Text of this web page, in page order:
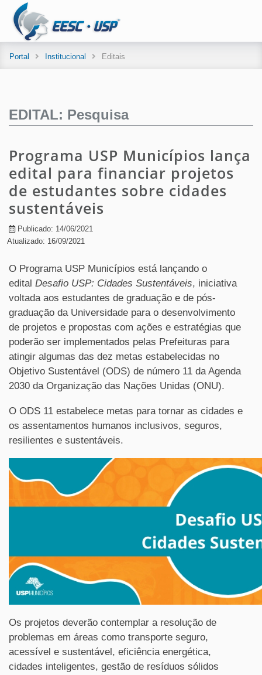
Portal Institucional Editais
EDITAL: Pesquisa
Programa USP Municípios lança
edital para financiar projetos
de estudantes sobre cidades
sustentáveis
Publicado: 14/06/2021
Atualizado: 16/09/2021
O Programa USP Municípios está lançando o
edital Desafio USP: Cidades Sustentáveis, iniciativa
voltada aos estudantes de graduação e de pós-
graduação da Universidade para o desenvolvimento
de projetos e propostas com ações e estratégias que
poderão ser implementados pelas Prefeituras para
atingir algumas das dez metas estabelecidas no
Objetivo Sustentável (ODS) de número 11 da Agenda
2030 da Organização das Nações Unidas (ONU).
O ODS 11 estabelece metas para tornar as cidades e
os assentamentos humanos inclusivos, seguros,
resilientes e sustentáveis.
Os projetos deverão contemplar a resolução de
problemas em áreas como transporte seguro,
acessível e sustentável, eficiência energética,
cidades inteligentes, gestão de resíduos sólidos